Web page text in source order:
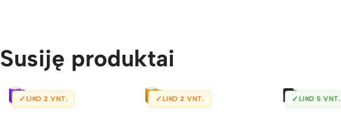
Susiję produktai
✓ LIKO 2 VNT. ✓ LIKO 2 VNT. ✓ LIKO 5 VNT.